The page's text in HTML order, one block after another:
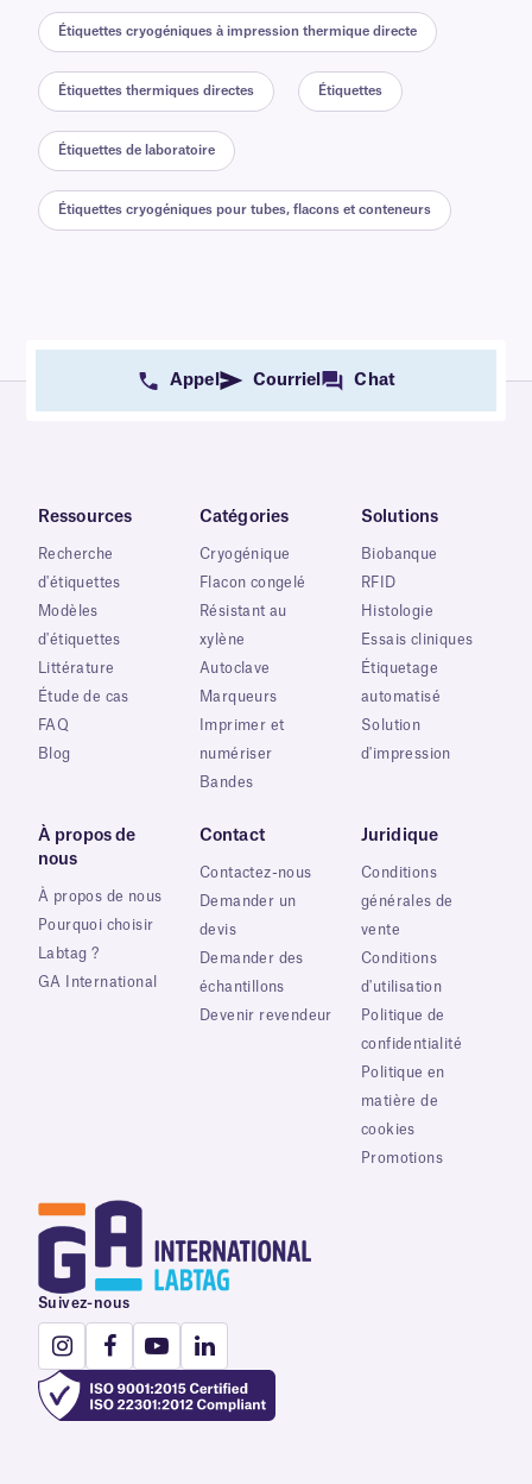
Étiquettes cryogéniques à impression thermique directe
Étiquettes thermiques directes Étiquettes
Étiquettes de laboratoire
Étiquettes cryogéniques pour tubes, flacons et conteneurs
Appel Courriel Chat
Ressources
Recherche
d'étiquettes
Modèles
d'étiquettes
Littérature
Étude de cas
FAQ
Blog
Catégories
Cryogénique
Flacon congelé
Résistant au
xylène
Autoclave
Marqueurs
Imprimer et
numériser
Bandes
Solutions
Biobanque
RFID
Histologie
Essais cliniques
Étiquetage
automatisé
Solution
d'impression
À propos de
nous
À propos de nous
Pourquoi choisir
Labtag ?
GA International
Contact
Contactez-nous
Demander un
devis
Demander des
échantillons
Devenir revendeur
Juridique
Conditions
générales de
vente
Conditions
d'utilisation
Politique de
confidentialité
Politique en
matière de
cookies
Promotions
Suivez-nous